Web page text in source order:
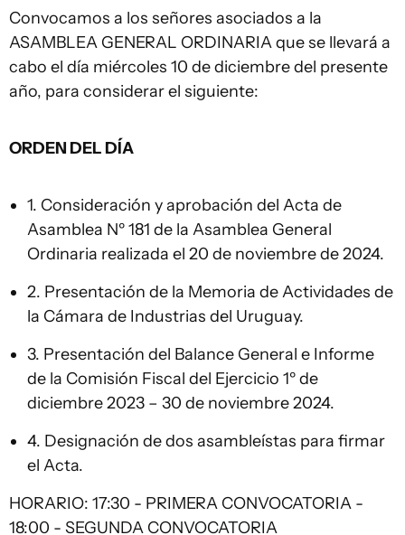
Convocamos a los señores asociados a la
ASAMBLEA GENERAL ORDINARIA que se llevará a
cabo el día miércoles 10 de diciembre del presente
año, para considerar el siguiente:
ORDEN DEL DÍA
1. Consideración y aprobación del Acta de
Asamblea Nº 181 de la Asamblea General
Ordinaria realizada el 20 de noviembre de 2024.
2. Presentación de la Memoria de Actividades de
la Cámara de Industrias del Uruguay.
3. Presentación del Balance General e Informe
de la Comisión Fiscal del Ejercicio 1º de
diciembre 2023 – 30 de noviembre 2024.
4. Designación de dos asambleístas para firmar
el Acta.
HORARIO: 17:30 - PRIMERA CONVOCATORIA -
18:00 - SEGUNDA CONVOCATORIA